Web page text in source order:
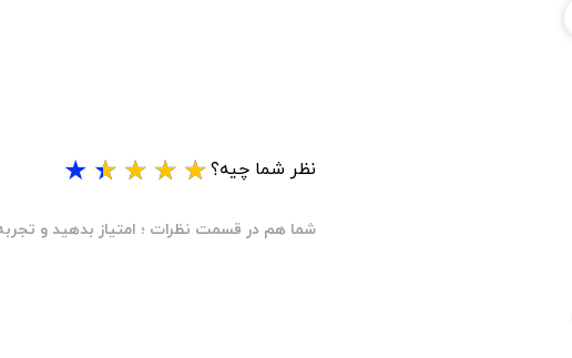
نظر شما چیه؟★
★
★
★
★
شما هم در قسمت نظرات ؛ امتیاز بدهید و تجربه